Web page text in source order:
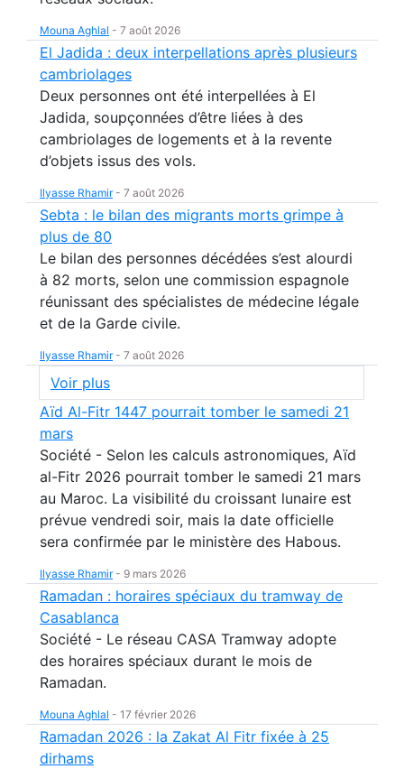
Mouna Aghlal - 7 août 2026
El Jadida : deux interpellations après plusieurs
cambriolages
Deux personnes ont été interpellées à El
Jadida, soupçonnées d’être liées à des
cambriolages de logements et à la revente
d’objets issus des vols.
Ilyasse Rhamir- 7 août 2026
Sebta : le bilan des migrants morts grimpe à
plus de 80
Le bilan des personnes décédées s’est alourdi
à 82 morts, selon une commission espagnole
réunissant des spécialistes de médecine légale
et de la Garde civile.
Ilyasse Rhamir- 7 août 2026
Voir plus
Aïd Al-Fitr 1447 pourrait tomber le samedi 21
mars
Société - Selon les calculs astronomiques, Aïd
al-Fitr 2026 pourrait tomber le samedi 21 mars
au Maroc. La visibilité du croissant lunaire est
prévue vendredi soir, mais la date officielle
sera confirmée par le ministère des Habous.
Ilyasse Rhamir- 9 mars 2026
Ramadan : horaires spéciaux du tramway de
Casablanca
Société - Le réseau CASA Tramway adopte
des horaires spéciaux durant le mois de
Ramadan.
Mouna Aghlal - 17 février 2026
Ramadan 2026 : la Zakat Al Fitr fixée à 25
dirhams